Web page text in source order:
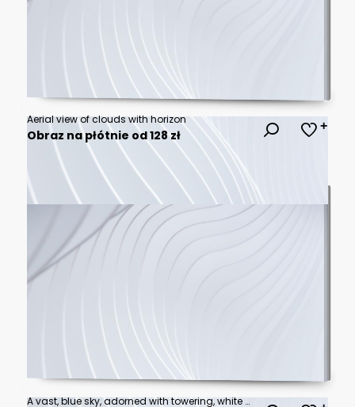
Aerial view of clouds with horizon
Obraz na płótnie od 128 zł
A vast, blue sky, adorned with towering, white cumulus clouds, a symphony of fluffy shapes against the azure canvas, painting a serene and majestic spectacle.